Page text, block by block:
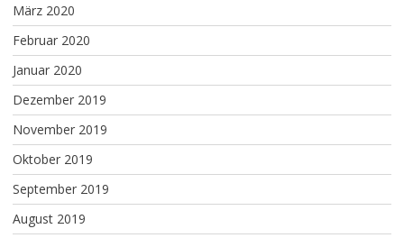
März 2020
Februar 2020
Januar 2020
Dezember 2019
November 2019
Oktober 2019
September 2019
August 2019